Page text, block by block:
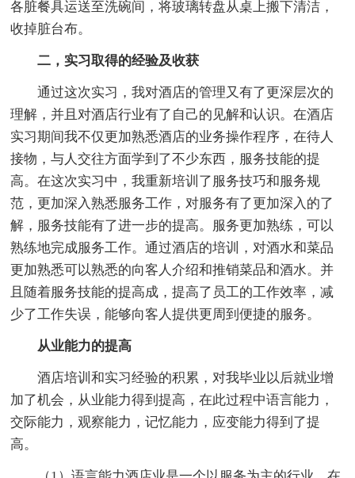
各脏餐具运送至洗碗间，将玻璃转盘从桌上搬下清洁，
收掉脏台布。
二，实习取得的经验及收获
通过这次实习，我对酒店的管理又有了更深层次的
理解，并且对酒店行业有了自己的见解和认识。在酒店
实习期间我不仅更加熟悉酒店的业务操作程序，在待人
接物，与人交往方面学到了不少东西，服务技能的提
高。在这次实习中，我重新培训了服务技巧和服务规
范，更加深入熟悉服务工作，对服务有了更加深入的了
解，服务技能有了进一步的提高。服务更加熟练，可以
熟练地完成服务工作。通过酒店的培训，对酒水和菜品
更加熟悉可以熟悉的向客人介绍和推销菜品和酒水。并
且随着服务技能的提高成，提高了员工的工作效率，减
少了工作失误，能够向客人提供更周到便捷的服务。
从业能力的提高
酒店培训和实习经验的积累，对我毕业以后就业增
加了机会，从业能力得到提高，在此过程中语言能力，
交际能力，观察能力，记忆能力，应变能力得到了提
高。